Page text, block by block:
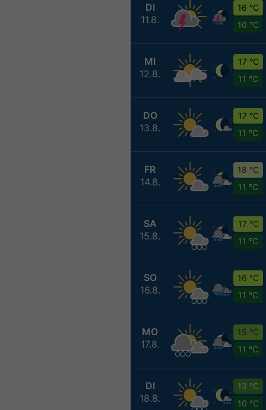
DI
11.8.
16 °C
10 °C
MI
12.8.
17 °C
11 °C
DO
13.8.
17 °C
11 °C
FR
14.8.
18 °C
11 °C
SA
15.8.
17 °C
11 °C
SO
16.8.
16 °C
11 °C
MO
17.8.
15 °C
11 °C
DI
18.8.
13 °C
10 °C